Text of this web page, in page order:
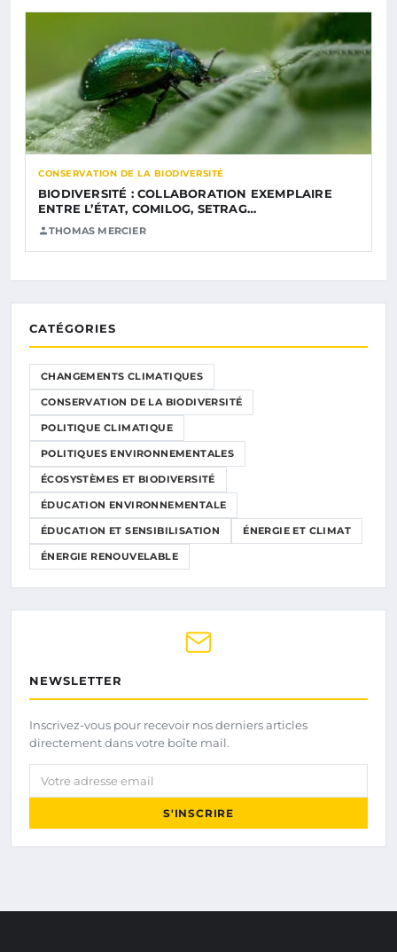
CONSERVATION DE LA BIODIVERSITÉ
BIODIVERSITÉ : COLLABORATION EXEMPLAIRE
ENTRE L’ÉTAT, COMILOG, SETRAG…
THOMAS MERCIER
CATÉGORIES
CHANGEMENTS CLIMATIQUES
CONSERVATION DE LA BIODIVERSITÉ
POLITIQUE CLIMATIQUE
POLITIQUES ENVIRONNEMENTALES
ÉCOSYSTÈMES ET BIODIVERSITÉ
ÉDUCATION ENVIRONNEMENTALE
ÉDUCATION ET SENSIBILISATION ÉNERGIE ET CLIMAT
ÉNERGIE RENOUVELABLE
NEWSLETTER
Inscrivez-vous pour recevoir nos derniers articles
directement dans votre boîte mail.
Votre adresse email
S'INSCRIRE